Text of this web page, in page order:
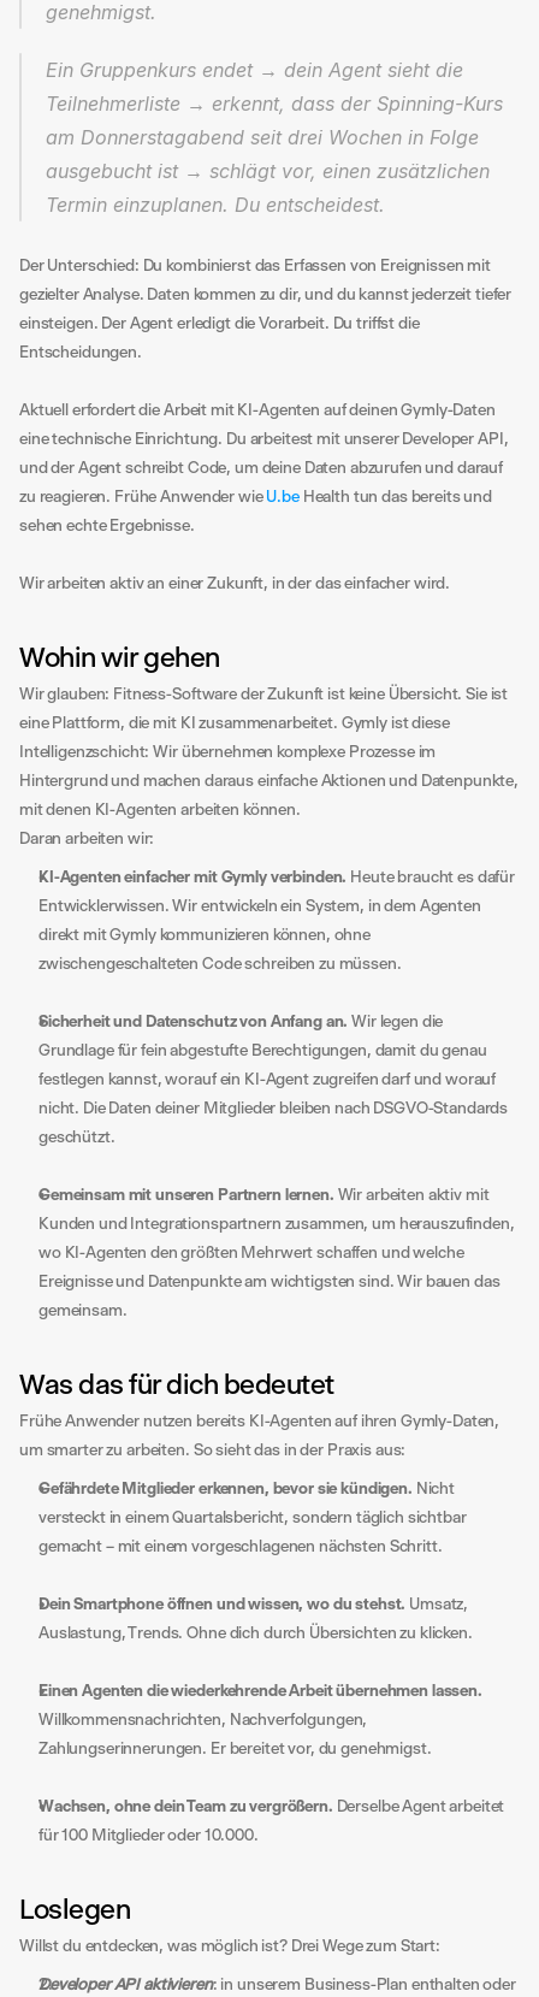
genehmigst.
Ein Gruppenkurs endet → dein Agent sieht die
Teilnehmerliste → erkennt, dass der Spinning-Kurs
am Donnerstagabend seit drei Wochen in Folge
ausgebucht ist → schlägt vor, einen zusätzlichen
Termin einzuplanen. Du entscheidest.
Der Unterschied: Du kombinierst das Erfassen von Ereignissen mit
gezielter Analyse. Daten kommen zu dir, und du kannst jederzeit tiefer
einsteigen. Der Agent erledigt die Vorarbeit. Du triffst die
Entscheidungen.
Aktuell erfordert die Arbeit mit KI-Agenten auf deinen Gymly-Daten
eine technische Einrichtung. Du arbeitest mit unserer Developer API,
und der Agent schreibt Code, um deine Daten abzurufen und darauf
zu reagieren. Frühe Anwender wie U.be Health tun das bereits und
sehen echte Ergebnisse.
Wir arbeiten aktiv an einer Zukunft, in der das einfacher wird.
Wohin wir gehen
Wir glauben: Fitness-Software der Zukunft ist keine Übersicht. Sie ist
eine Plattform, die mit KI zusammenarbeitet. Gymly ist diese
Intelligenzschicht: Wir übernehmen komplexe Prozesse im
Hintergrund und machen daraus einfache Aktionen und Datenpunkte,
mit denen KI-Agenten arbeiten können.
Daran arbeiten wir:
KI-Agenten einfacher mit Gymly verbinden. Heute braucht es dafür
Entwicklerwissen. Wir entwickeln ein System, in dem Agenten
direkt mit Gymly kommunizieren können, ohne
zwischengeschalteten Code schreiben zu müssen.
Sicherheit und Datenschutz von Anfang an. Wir legen die
Grundlage für fein abgestufte Berechtigungen, damit du genau
festlegen kannst, worauf ein KI-Agent zugreifen darf und worauf
nicht. Die Daten deiner Mitglieder bleiben nach DSGVO-Standards
geschützt.
Gemeinsam mit unseren Partnern lernen. Wir arbeiten aktiv mit
Kunden und Integrationspartnern zusammen, um herauszufinden,
wo KI-Agenten den größten Mehrwert schaffen und welche
Ereignisse und Datenpunkte am wichtigsten sind. Wir bauen das
gemeinsam.
Was das für dich bedeutet
Frühe Anwender nutzen bereits KI-Agenten auf ihren Gymly-Daten,
um smarter zu arbeiten. So sieht das in der Praxis aus:
Gefährdete Mitglieder erkennen, bevor sie kündigen. Nicht
versteckt in einem Quartalsbericht, sondern täglich sichtbar
gemacht – mit einem vorgeschlagenen nächsten Schritt.
Dein Smartphone öffnen und wissen, wo du stehst. Umsatz,
Auslastung, Trends. Ohne dich durch Übersichten zu klicken.
Einen Agenten die wiederkehrende Arbeit übernehmen lassen.
Willkommensnachrichten, Nachverfolgungen,
Zahlungserinnerungen. Er bereitet vor, du genehmigst.
Wachsen, ohne dein Team zu vergrößern. Derselbe Agent arbeitet
für 100 Mitglieder oder 10.000.
Loslegen
Willst du entdecken, was möglich ist? Drei Wege zum Start:
Developer API aktivieren: in unserem Business-Plan enthalten oder